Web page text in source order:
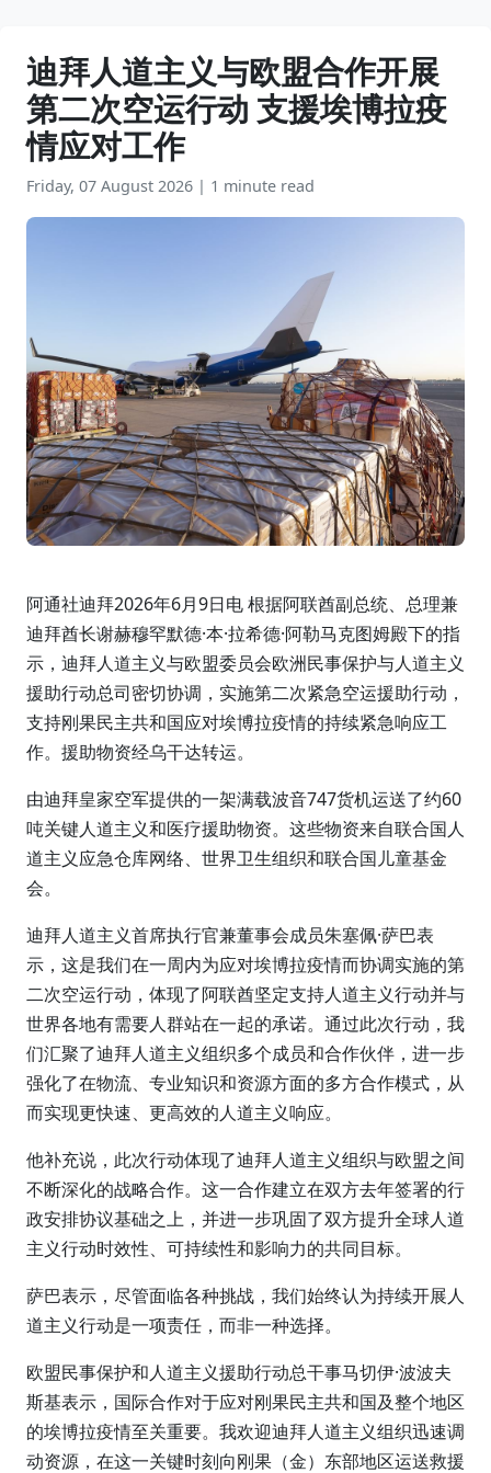
迪拜人道主义与欧盟合作开展
第二次空运行动 支援埃博拉疫
情应对工作
Friday, 07 August 2026 | 1 minute read
阿通社迪拜2026年6月9日电 根据阿联酋副总统、总理兼
迪拜酋长谢赫穆罕默德·本·拉希德·阿勒马克图姆殿下的指
示，迪拜人道主义与欧盟委员会欧洲民事保护与人道主义
援助行动总司密切协调，实施第二次紧急空运援助行动，
支持刚果民主共和国应对埃博拉疫情的持续紧急响应工
作。援助物资经乌干达转运。
由迪拜皇家空军提供的一架满载波音747货机运送了约60
吨关键人道主义和医疗援助物资。这些物资来自联合国人
道主义应急仓库网络、世界卫生组织和联合国儿童基金
会。
迪拜人道主义首席执行官兼董事会成员朱塞佩·萨巴表
示，这是我们在一周内为应对埃博拉疫情而协调实施的第
二次空运行动，体现了阿联酋坚定支持人道主义行动并与
世界各地有需要人群站在一起的承诺。通过此次行动，我
们汇聚了迪拜人道主义组织多个成员和合作伙伴，进一步
强化了在物流、专业知识和资源方面的多方合作模式，从
而实现更快速、更高效的人道主义响应。
他补充说，此次行动体现了迪拜人道主义组织与欧盟之间
不断深化的战略合作。这一合作建立在双方去年签署的行
政安排协议基础之上，并进一步巩固了双方提升全球人道
主义行动时效性、可持续性和影响力的共同目标。
萨巴表示，尽管面临各种挑战，我们始终认为持续开展人
道主义行动是一项责任，而非一种选择。
欧盟民事保护和人道主义援助行动总干事马切伊·波波夫
斯基表示，国际合作对于应对刚果民主共和国及整个地区
的埃博拉疫情至关重要。我欢迎迪拜人道主义组织迅速调
动资源，在这一关键时刻向刚果（金）东部地区运送救援